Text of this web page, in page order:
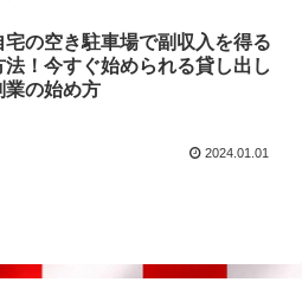
宅の空き駐車場で副収入を得る
法！今すぐ始められる貸し出し
業の始め方
2024.01.01